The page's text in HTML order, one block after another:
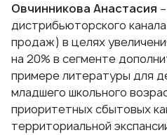
Овчинникова Анастасия
дистрибьюторского
продаж) в целях
на 20% в сегменте
примере литературы для
младшего школьного
приоритетных сбытовых
территориальной